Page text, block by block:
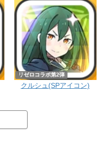
リゼロコラボ第2弾
クルシュ(SPアイコン)